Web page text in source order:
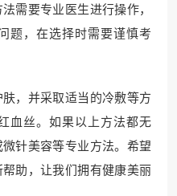
需要专业医生进行操作，
题，在选择时需要谨慎考
，并采取适当的冷敷等方
血丝。如果以上方法都无
针美容等专业方法。希望
助，让我们拥有健康美丽